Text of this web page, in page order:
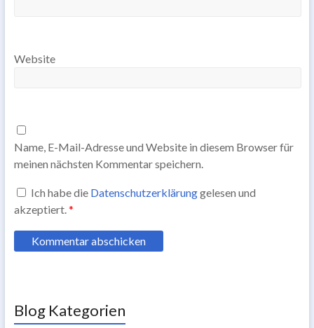
Website
Name, E-Mail-Adresse und Website in diesem Browser für
meinen nächsten Kommentar speichern.
Ich habe die Datenschutzerklärunggelesen und
akzeptiert.*
Blog Kategorien